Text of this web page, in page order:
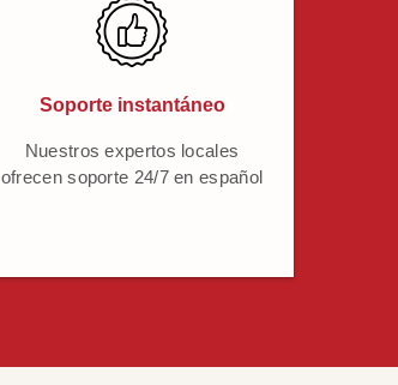
Soporte instantáneo
Nuestros expertos locales
ofrecen soporte 24/7 en español